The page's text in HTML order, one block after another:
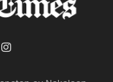
Instagram